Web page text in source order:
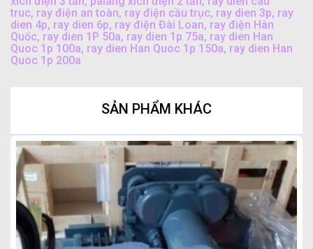
truc, ray điện an toàn, ray điện cầu trục, ray dien 3p, ray
dien 4p, ray dien 6p, ray điện Đài Loan, ray điện Hàn
Quốc, ray dien 1P 50a, ray dien 1p 75a, ray dien Han
Quoc 1p 100a, ray dien Han Quoc 1p 150a, ray dien Han
Quoc 1p 200a
SẢN PHẨM KHÁC